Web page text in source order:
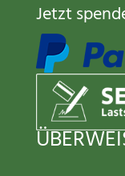
Jetzt